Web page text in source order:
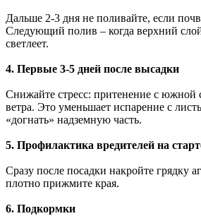
Дальше 2-3 дня не поливайте, если
Следующий полив – когда верхний
светлеет.
4. Первые 3-5 дней после высадки
Снижайте стресс: притенение с южной
ветра. Это уменьшает испарение с
«догнать» надземную часть.
5. Профилактика вредителей на
Сразу после посадки накройте грядку
плотно прижмите края.
6. Подкормки